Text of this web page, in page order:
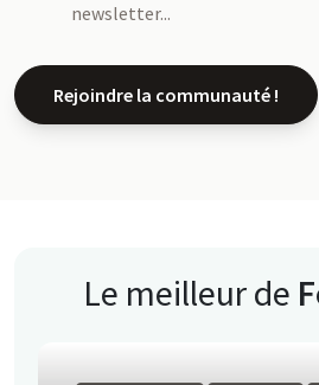
newsletter...
Rejoindre la communauté !
Le meilleur de